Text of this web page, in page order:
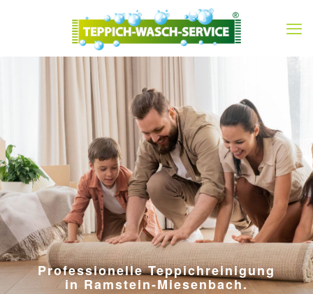
Professionelle Teppichreinigung
in Ramstein-Miesenbach.